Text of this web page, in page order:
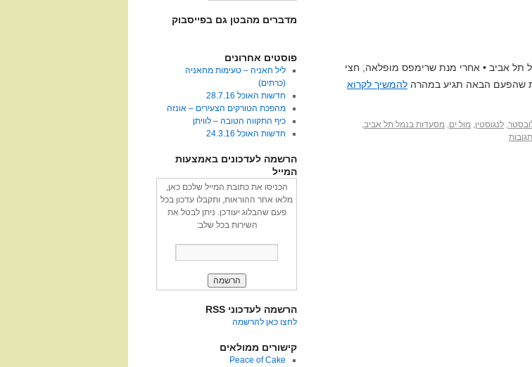
תל אביב • אחרי מנת שרימפס מופלאה, חצי
שהפעם הבאה תגיע במהרה להמשיך לקרוא
, לנגוסטין, מול ים, מסעדות בנמל תל אביב,
מדברים מהבטן גם בפייסבוק
פוסטים אחרונים
ליל חאניה – טעימות מחאניה
(כרתים)
חדשות האוכל 28.7.16
מהפכת הטורקים הצעירים – אונזה
כיף התקווה הטובה – לוויתן
חדשות האוכל 24.3.16
הרשמה לעדכונים באמצעות
המייל
הכניסו את כתובת המייל שלכם כאן,
מלאו אחר ההוראות, ותקבלו עדכון בכל
פעם שהבלוג יעודכן. ניתן לבטל את
השירות בכל שלב:
הרשמה לעדכוני RSS
לחצו כאן להרשמה
קישורים ממולאים
Peace of Cake